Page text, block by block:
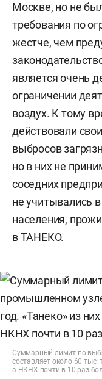
Москве, но не
требования по
жестче, чем
является очень
ограничении
воздух. К тому
действовали
выбросов
но в них не
соседних
не учитывались
населения,
в ТАНЕКО.
Cуммарный лимит по
составляет около 60
а НКНХ почти в 10 раз